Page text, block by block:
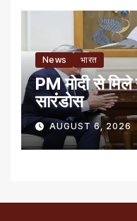
News भारत
PM मोदी से
सारंडोस
AUGUST 6, 2026